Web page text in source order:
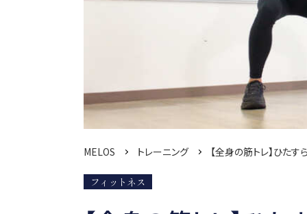
MELOS トレーニング 【全身の筋トレ】ひた
フィットネス